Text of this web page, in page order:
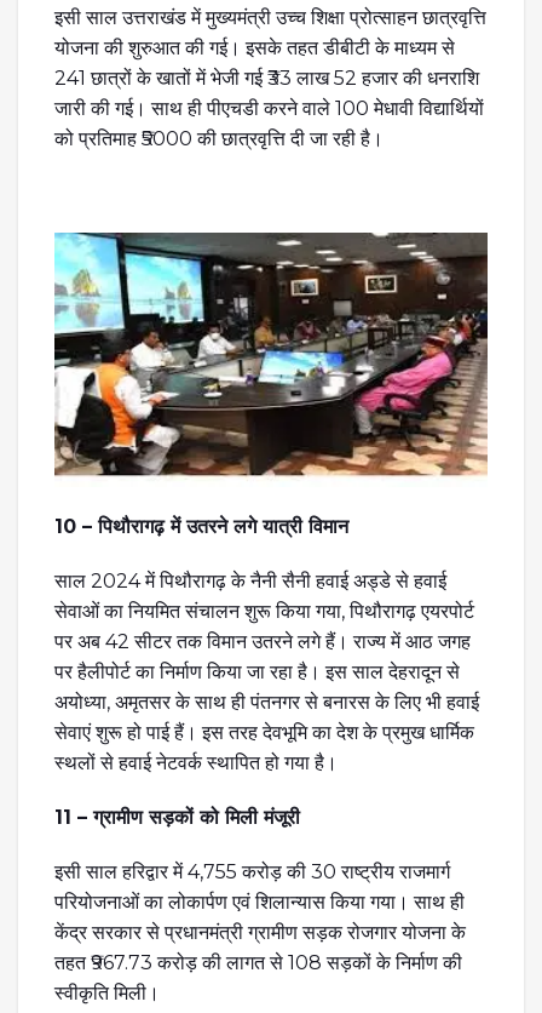
इसी साल उत्तराखंड में मुख्यमंत्री उच्च शिक्षा प्रोत्साहन छात्रवृत्ति
योजना की शुरुआत की गई। इसके तहत डीबीटी के माध्यम से
241 छात्रों के खातों में भेजी गई ₹33 लाख 52 हजार की धनराशि
जारी की गई। साथ ही पीएचडी करने वाले 100 मेधावी विद्यार्थियों
को प्रतिमाह ₹5000 की छात्रवृत्ति दी जा रही है।
10 – पिथौरागढ़ में उतरने लगे यात्री विमान
साल 2024 में पिथौरागढ़ के नैनी सैनी हवाई अड्डे से हवाई
सेवाओं का नियमित संचालन शुरू किया गया, पिथौरागढ़ एयरपोर्ट
पर अब 42 सीटर तक विमान उतरने लगे हैं। राज्य में आठ जगह
पर हैलीपोर्ट का निर्माण किया जा रहा है। इस साल देहरादून से
अयोध्या, अमृतसर के साथ ही पंतनगर से बनारस के लिए भी हवाई
सेवाएं शुरू हो पाई हैं। इस तरह देवभूमि का देश के प्रमुख धार्मिक
स्थलों से हवाई नेटवर्क स्थापित हो गया है।
11 – ग्रामीण सड़कों को मिली मंजूरी
इसी साल हरिद्वार में 4,755 करोड़ की 30 राष्ट्रीय राजमार्ग
परियोजनाओं का लोकार्पण एवं शिलान्यास किया गया। साथ ही
केंद्र सरकार से प्रधानमंत्री ग्रामीण सड़क रोजगार योजना के
तहत ₹967.73 करोड़ की लागत से 108 सड़कों के निर्माण की
स्वीकृति मिली।